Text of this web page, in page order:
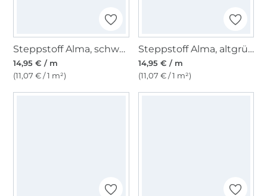
Steppstoff Alma, schwarz
14,95 € / m
(11,07 € / 1 m²)
Steppstoff Alma, altgrün
14,95 € / m
(11,07 € / 1 m²)